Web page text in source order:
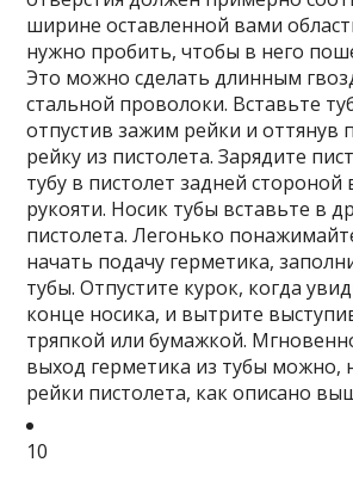
ширине оставленной вами
нужно пробить, чтобы в него
Это можно сделать длинным
стальной проволоки. Вставьте
отпустив зажим рейки и
рейку из пистолета. Зарядите
тубу в пистолет задней
рукояти. Носик тубы вставьте в
пистолета. Легонько
начать подачу герметика,
тубы. Отпустите курок, когда
конце носика, и вытрите
тряпкой или бумажкой.
выход герметика из тубы можно,
рейки пистолета, как описано
10